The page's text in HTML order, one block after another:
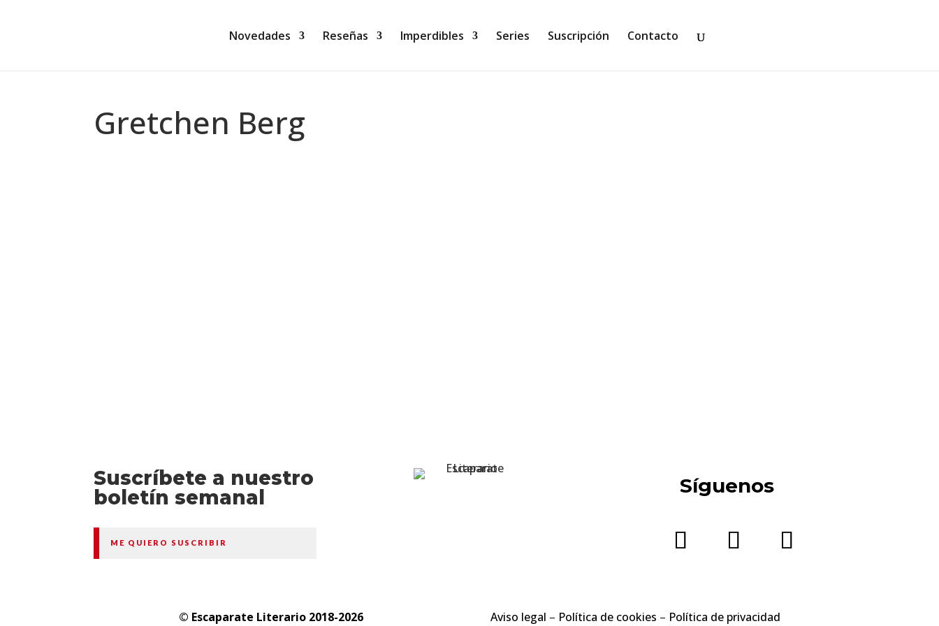
Novedades Reseñas Imperdibles Series Suscripción Contacto
Gretchen Berg
Suscríbete a nuestro
boletín semanal
ME QUIERO SUSCRIBIR
Síguenos
© Escaparate Literario 2018-2026 Aviso legal – Política de cookies – Política de privacidad